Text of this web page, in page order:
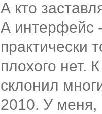
А кто
А интерфейс
практически
плохого нет.
склонил
2010. У меня,